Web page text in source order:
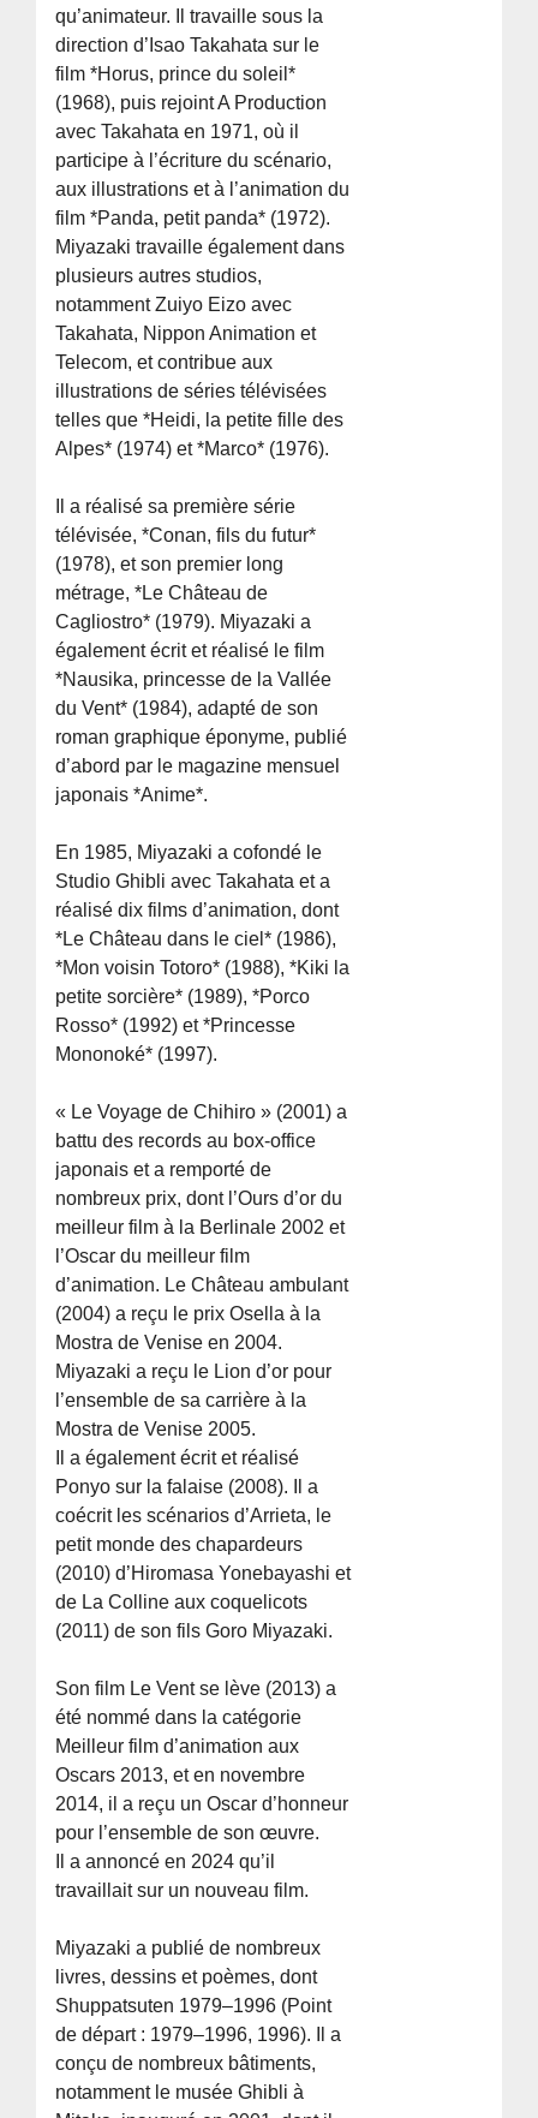
qu’animateur. Il travaille sous la
direction d’Isao Takahata sur le
film *Horus, prince du soleil*
(1968), puis rejoint A Production
avec Takahata en 1971, où il
participe à l’écriture du scénario,
aux illustrations et à l’animation du
film *Panda, petit panda* (1972).
Miyazaki travaille également dans
plusieurs autres studios,
notamment Zuiyo Eizo avec
Takahata, Nippon Animation et
Telecom, et contribue aux
illustrations de séries télévisées
telles que *Heidi, la petite fille des
Alpes* (1974) et *Marco* (1976).
Il a réalisé sa première série
télévisée, *Conan, fils du futur*
(1978), et son premier long
métrage, *Le Château de
Cagliostro* (1979). Miyazaki a
également écrit et réalisé le film
*Nausika, princesse de la Vallée
du Vent* (1984), adapté de son
roman graphique éponyme, publié
d’abord par le magazine mensuel
japonais *Anime*.
En 1985, Miyazaki a cofondé le
Studio Ghibli avec Takahata et a
réalisé dix films d’animation, dont
*Le Château dans le ciel* (1986),
*Mon voisin Totoro* (1988), *Kiki la
petite sorcière* (1989), *Porco
Rosso* (1992) et *Princesse
Mononoké* (1997).
« Le Voyage de Chihiro » (2001) a
battu des records au box-office
japonais et a remporté de
nombreux prix, dont l’Ours d’or du
meilleur film à la Berlinale 2002 et
l’Oscar du meilleur film
d’animation. Le Château ambulant
(2004) a reçu le prix Osella à la
Mostra de Venise en 2004.
Miyazaki a reçu le Lion d’or pour
l’ensemble de sa carrière à la
Mostra de Venise 2005.
Il a également écrit et réalisé
Ponyo sur la falaise (2008). Il a
coécrit les scénarios d’Arrieta, le
petit monde des chapardeurs
(2010) d’Hiromasa Yonebayashi et
de La Colline aux coquelicots
(2011) de son fils Goro Miyazaki.
Son film Le Vent se lève (2013) a
été nommé dans la catégorie
Meilleur film d’animation aux
Oscars 2013, et en novembre
2014, il a reçu un Oscar d’honneur
pour l’ensemble de son œuvre.
Il a annoncé en 2024 qu’il
travaillait sur un nouveau film.
Miyazaki a publié de nombreux
livres, dessins et poèmes, dont
Shuppatsuten 1979–1996 (Point
de départ : 1979–1996, 1996). Il a
conçu de nombreux bâtiments,
notamment le musée Ghibli à